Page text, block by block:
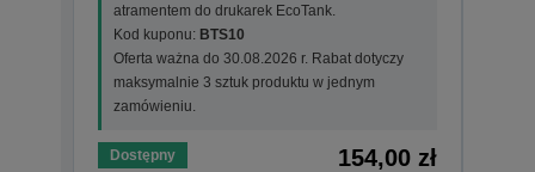
atramentem do drukarek EcoTank.
Kod kuponu: BTS10
Oferta ważna do 30.08.2026 r. Rabat dotyczy
maksymalnie 3 sztuk produktu w jednym
zamówieniu.
Dostępny 154,00 zł